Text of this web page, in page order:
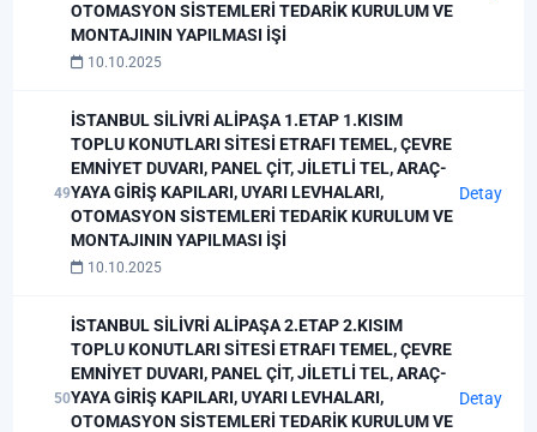
OTOMASYON SİSTEMLERİ TEDARİK KURULUM VE
MONTAJININ YAPILMASI İŞİ
10.10.2025
49
İSTANBUL SİLİVRİ ALİPAŞA 1.ETAP 1.KISIM
TOPLU KONUTLARI SİTESİ ETRAFI TEMEL, ÇEVRE
EMNİYET DUVARI, PANEL ÇİT, JİLETLİ TEL, ARAÇ-
YAYA GİRİŞ KAPILARI, UYARI LEVHALARI,
OTOMASYON SİSTEMLERİ TEDARİK KURULUM VE
MONTAJININ YAPILMASI İŞİ
10.10.2025
Detay
50
İSTANBUL SİLİVRİ ALİPAŞA 2.ETAP 2.KISIM
TOPLU KONUTLARI SİTESİ ETRAFI TEMEL, ÇEVRE
EMNİYET DUVARI, PANEL ÇİT, JİLETLİ TEL, ARAÇ-
YAYA GİRİŞ KAPILARI, UYARI LEVHALARI,
OTOMASYON SİSTEMLERİ TEDARİK KURULUM VE
Detay